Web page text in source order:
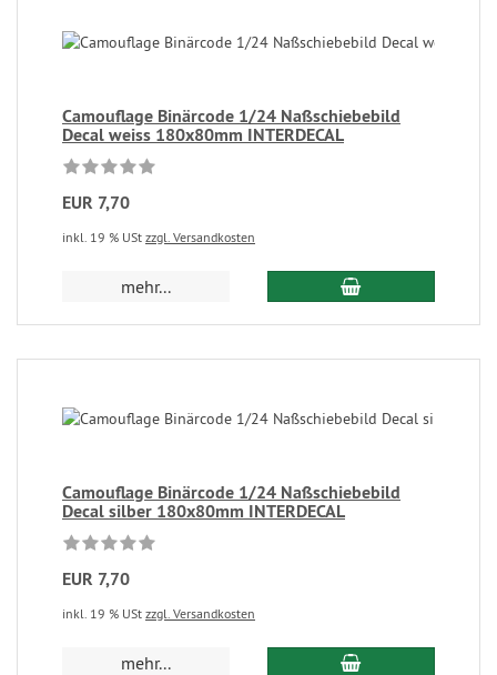
Camouflage Binärcode 1/24 Naßschiebebild
Decal weiss 180x80mm INTERDECAL
EUR 7,70
inkl. 19 % USt zzgl. Versandkosten
mehr...
Camouflage Binärcode 1/24 Naßschiebebild
Decal silber 180x80mm INTERDECAL
EUR 7,70
inkl. 19 % USt zzgl. Versandkosten
mehr...